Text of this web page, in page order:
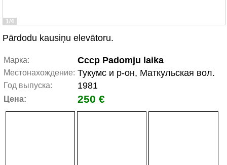
1/4
Pārdodu kausiņu elevātoru.
Марка: Cccp Padomju laika
Местонахождение: Тукумс и р-он, Маткульская вол.
Год выпуска: 1981
Цена: 250 €